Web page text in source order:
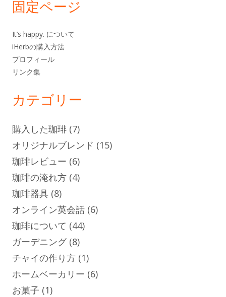
固定ページ
It’s happy. について
iHerbの購入方法
プロフィール
リンク集
カテゴリー
購入した珈琲 (7)
オリジナルブレンド (15)
珈琲レビュー (6)
珈琲の淹れ方 (4)
珈琲器具 (8)
オンライン英会話 (6)
珈琲について (44)
ガーデニング(8)
チャイの作り方 (1)
ホームベーカリー (6)
お菓子 (1)